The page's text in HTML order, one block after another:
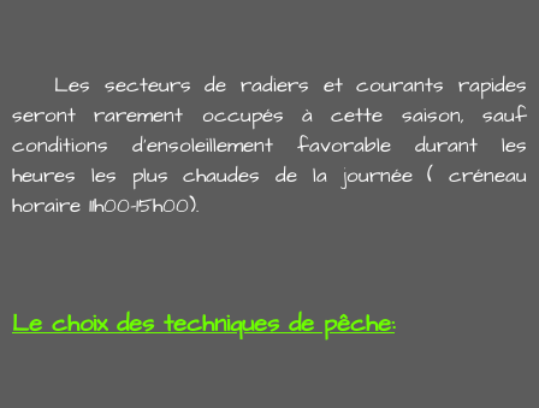
Les secteurs de radiers et courants rapides
seront rarement occupés à cette saison, sauf
conditions d'ensoleillement favorable durant les
heures les plus chaudes de la journée ( créneau
horaire 11h00-15h00).
Le choix des techniques de pêche: